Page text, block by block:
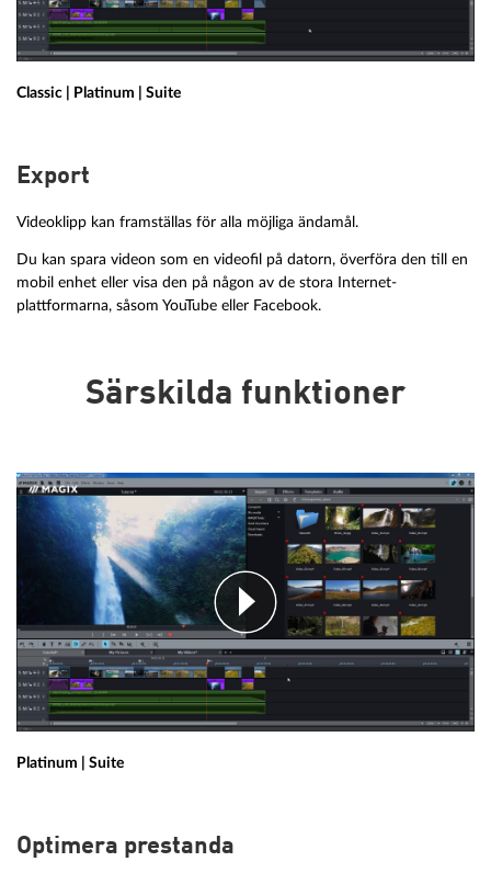
Classic | Platinum | Suite
Export
Videoklipp kan framställas för alla möjliga ändamål.
Du kan spara videon som en videofil på datorn, överföra den till en
mobil enhet eller visa den på någon av de stora Internet-
plattformarna, såsom YouTube eller Facebook.
Särskilda funktioner
Platinum | Suite
Optimera prestanda